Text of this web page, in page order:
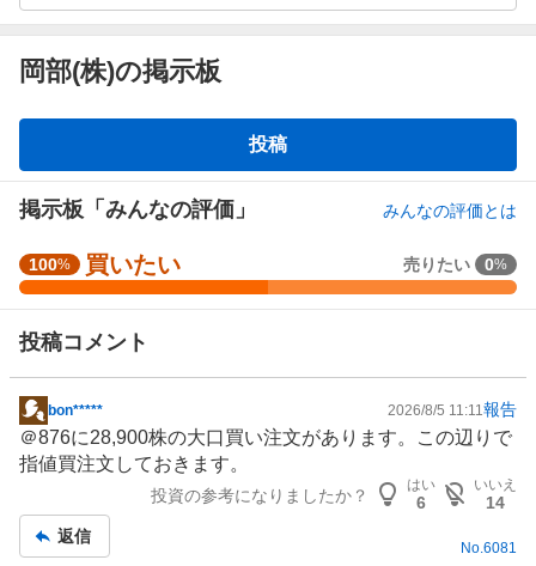
岡部(株)の掲示板
板
投稿
掲示板「みんなの評価」 みんなの評価とは
強
く
い
い
5
0
%
い
100% 買いたい 売りたい 0%
投稿コメント
掲
示
板
bon***** 2026/8/5 11:11 報告
＠876に28,900株の大口買い注文があります。この辺りで
指値買注文しておきます。
投資の参考になりましたか？
はい
6
いいえ
14
返信
No.6081